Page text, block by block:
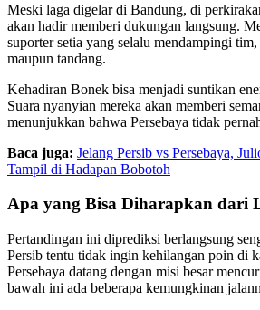
Meski laga digelar di Bandung, di
akan hadir memberi dukungan langsung.
suporter setia yang selalu mendampingi
maupun tandang.
Kehadiran Bonek bisa menjadi suntikan
Suara nyanyian mereka akan memberi
menunjukkan bahwa Persebaya tidak
Baca juga: Jelang Persib vs Persebaya,
Tampil di Hadapan Bobotoh
Apa yang Bisa Diharapkan dari
Pertandingan ini diprediksi berlangsung
Persib tentu tidak ingin kehilangan poin di
Persebaya datang dengan misi besar
bawah ini ada beberapa kemungkinan